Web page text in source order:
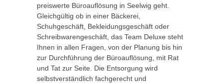
preiswerte Büroauflösung in Seelwig geht.
Gleichgültig ob in einer Bäckerei,
Schuhgeschäft, Bekleidungsgeschäft oder
Schreibwarengeschäft, das Team Deluxe steht
Ihnen in allen Fragen, von der Planung bis hin
zur Durchführung der Büroauflösung, mit Rat
und Tat zur Seite. Die Entsorgung wird
selbstverständlich fachgerecht und